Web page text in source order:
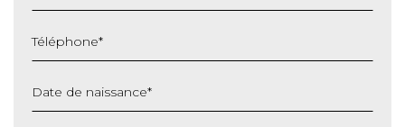
Téléphone*
Date de naissance*